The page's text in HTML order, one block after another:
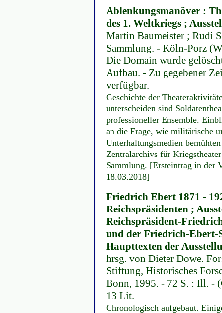
Ablenkungsmanöver :
des 1. Weltkriegs ;
Martin Baumeister ; Rudi
Sammlung. - Köln-Porz
Die Domain wurde
Aufbau. - Zu gegebener
verfügbar.
Geschichte der
unterscheiden sind
professioneller Ensemble.
an die Frage, wie militärische
Unterhaltungsmedien
Zentralarchivs für
Sammlung. [Ersteintrag in der
18.03.2018]
Friedrich Ebert 1871 -
Reichspräsidenten ;
Reichspräsident-
und der Friedrich-Ebert-
Haupttexten der
hrsg. von Dieter Dowe.
Stiftung, Historisches
Bonn, 1995. - 72 S. : Ill. -
13 Lit.
Chronologisch aufgebaut.